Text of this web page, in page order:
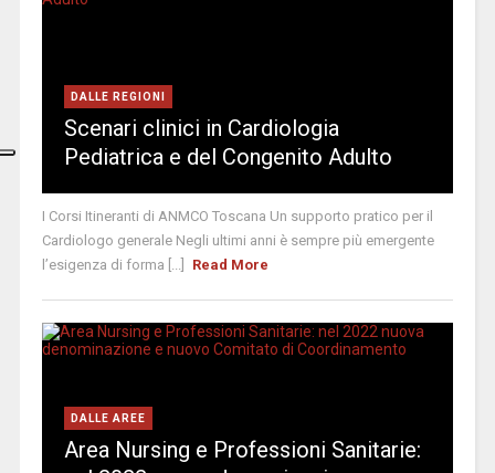
DALLE REGIONI
Scenari clinici in Cardiologia
Pediatrica e del Congenito Adulto
I Corsi Itineranti di ANMCO Toscana Un supporto pratico per il
Cardiologo generale Negli ultimi anni è sempre più emergente
l’esigenza di forma [...]
Read More
DALLE AREE
Area Nursing e Professioni Sanitarie: